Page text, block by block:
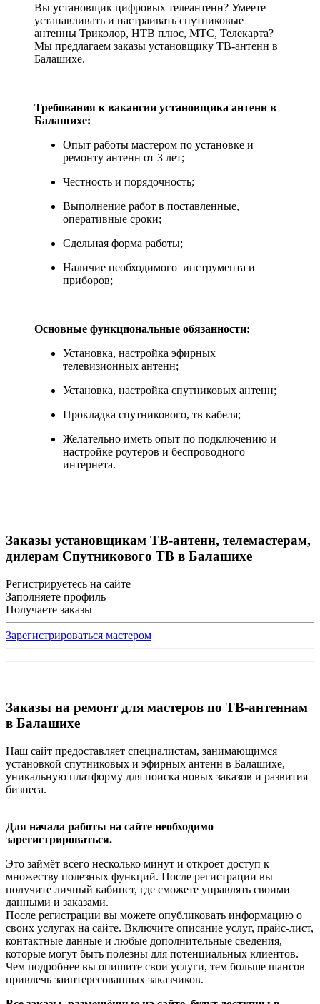
Вы установщик цифровых телеантенн? Умеете
устанавливать и настраивать спутниковые
антенны Триколор, НТВ плюс, МТС, Телекарта?
Мы предлагаем заказы установщику ТВ-антенн в
Балашихе.
Требования к вакансии установщика антенн в
Балашихе:
Опыт работы мастером по установке и
ремонту антенн от 3 лет;
Честность и порядочность;
Выполнение работ в поставленные,
оперативные сроки;
Сдельная форма работы;
Наличие необходимого инструмента и
приборов;
Основные функциональные обязанности:
Установка, настройка эфирных
телевизионных антенн;
Установка, настройка спутниковых антенн;
Прокладка спутникового, тв кабеля;
Желательно иметь опыт по подключению и
настройке роутеров и беспроводного
интернета.
Заказы установщикам ТВ-антенн, телемастерам,
дилерам Спутникового ТВ в Балашихе
Регистрируетесь на сайте
Заполняете профиль
Получаете заказы
Зарегистрироваться мастером
Заказы на ремонт для мастеров по ТВ-антеннам
в Балашихе
Наш сайт предоставляет специалистам, занимающимся
установкой спутниковых и эфирных антенн в Балашихе,
уникальную платформу для поиска новых заказов и развития
бизнеса.
Для начала работы на сайте необходимо
зарегистрироваться.
Это займёт всего несколько минут и откроет доступ к
множеству полезных функций. После регистрации вы
получите личный кабинет, где сможете управлять своими
данными и заказами.
После регистрации вы можете опубликовать информацию о
своих услугах на сайте. Включите описание услуг, прайс-лист,
контактные данные и любые дополнительные сведения,
которые могут быть полезны для потенциальных клиентов.
Чем подробнее вы опишите свои услуги, тем больше шансов
привлечь заинтересованных заказчиков.